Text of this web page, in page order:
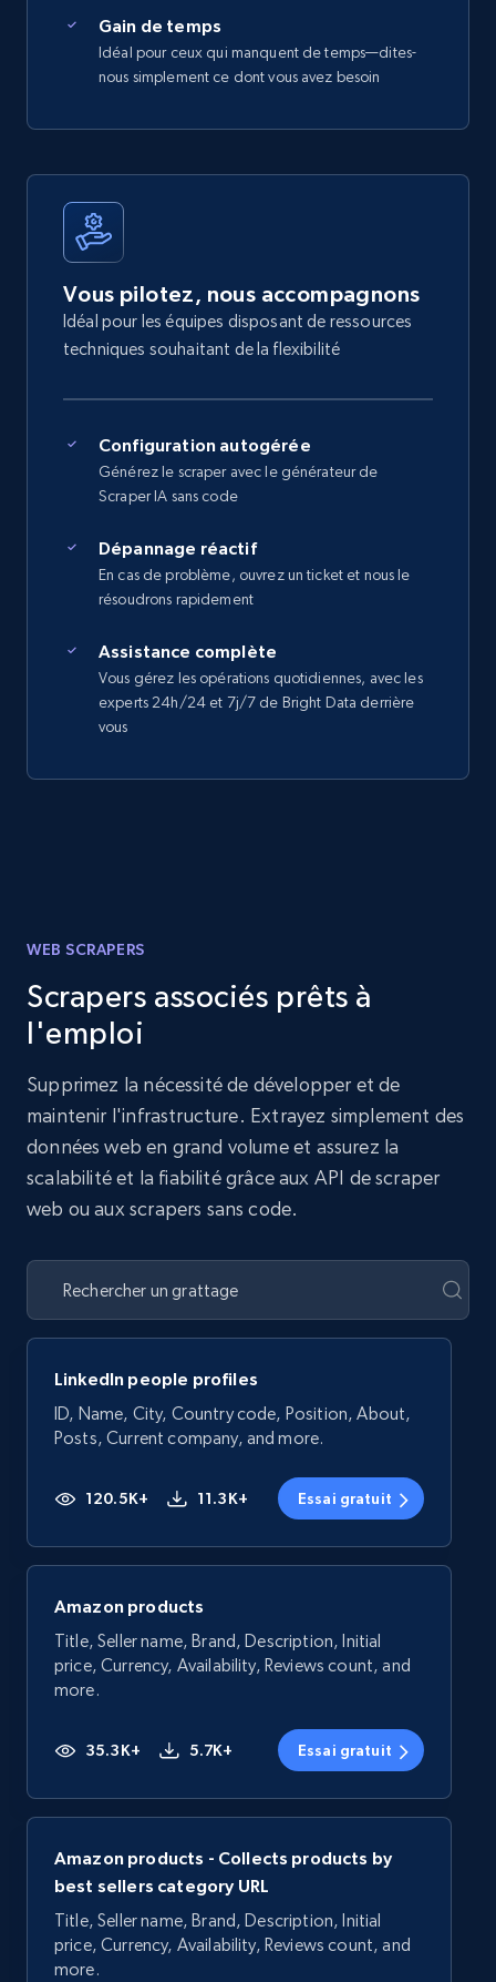
Gain de temps
Idéal pour ceux qui manquent de temps—dites-
nous simplement ce dont vous avez besoin
Vous pilotez, nous accompagnons
Idéal pour les équipes disposant de ressources
techniques souhaitant de la flexibilité
Configuration autogérée
Générez le scraper avec le générateur de
Scraper IA sans code
Dépannage réactif
En cas de problème, ouvrez un ticket et nous le
résoudrons rapidement
Assistance complète
Vous gérez les opérations quotidiennes, avec les
experts 24h/24 et 7j/7 de Bright Data derrière
vous
WEB SCRAPERS
Scrapers associés prêts à
l'emploi
Supprimez la nécessité de développer et de
maintenir l'infrastructure. Extrayez simplement des
données web en grand volume et assurez la
scalabilité et la fiabilité grâce aux API de scraper
web ou aux scrapers sans code.
LinkedIn people profiles
ID, Name, City, Country code, Position, About,
Posts, Current company, and more.
120.5K+ 11.3K+ Essai gratuit
Amazon products
Title, Seller name, Brand, Description, Initial
price, Currency, Availability, Reviews count, and
more.
35.3K+ 5.7K+ Essai gratuit
Amazon products - Collects products by
best sellers category URL
Title, Seller name, Brand, Description, Initial
price, Currency, Availability, Reviews count, and
more.